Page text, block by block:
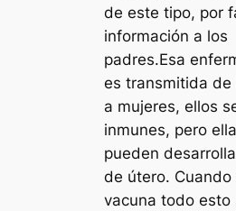
de este tipo, por
información a los
padres.Esa
es transmitida de
a mujeres, ellos
inmunes, pero
pueden
de útero. Cuando
vacuna todo esto